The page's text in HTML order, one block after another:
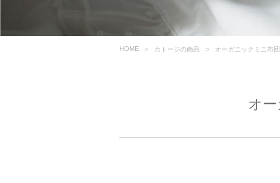
HOME カトージの商品 オーガニックミニ布
オ